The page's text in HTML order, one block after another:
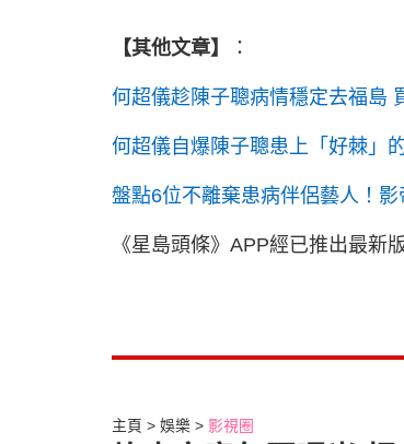
【其他文章】 ：
何超儀趁陳子聰病情穩定去福島
何超儀自爆陳子聰患上「好棘」
盤點6位不離棄患病伴侶藝人！
《星島頭條》APP經已推出最新
主頁 娛樂 影視圈